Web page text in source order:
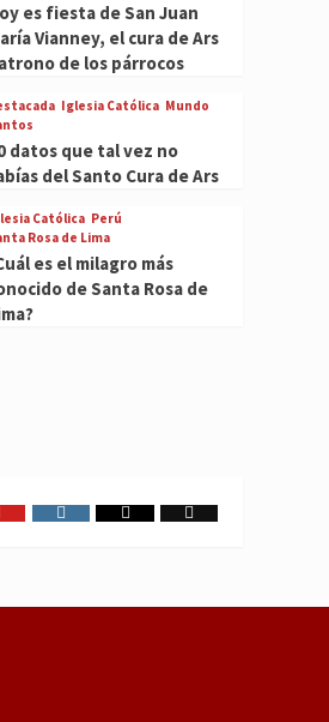
es fiesta de San Juan
Vianney, el cura de Ars
de los párrocos
Iglesia Católica Mundo
datos que tal vez no
del Santo Cura de Ars
Católica Perú
Rosa de Lima
es el milagro más
de Santa Rosa de
Instagram
X TikTok